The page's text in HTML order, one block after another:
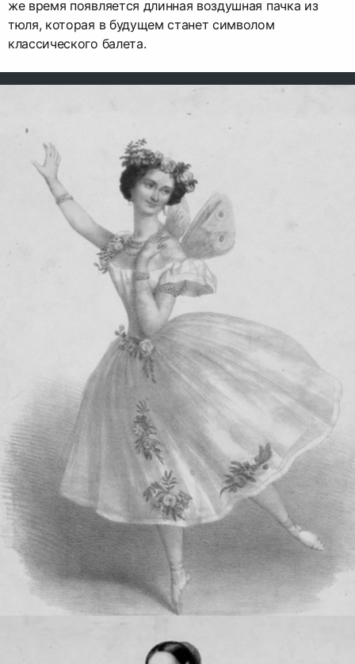
же время появляется длинная воздушная пачка из
тюля, которая в будущем станет символом
классического балета.